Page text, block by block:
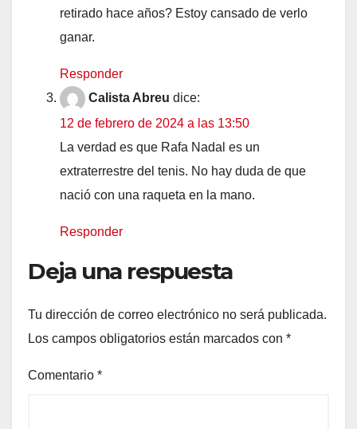
retirado hace años? Estoy cansado de verlo
ganar.
Responder
Calista Abreu dice:
12 de febrero de 2024 a las 13:50
La verdad es que Rafa Nadal es un
extraterrestre del tenis. No hay duda de que
nació con una raqueta en la mano.
Responder
Deja una respuesta
Tu dirección de correo electrónico no será publicada.
Los campos obligatorios están marcados con *
Comentario *